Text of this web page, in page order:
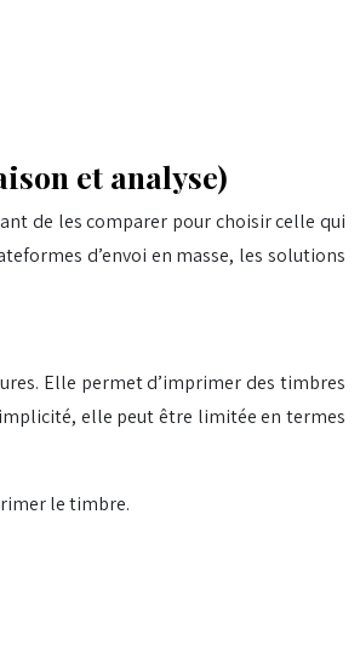
et analyse)
de les comparer pour choisir celle qui
d’envoi en masse, les solutions
Elle permet d’imprimer des timbres
elle peut être limitée en termes
le timbre.